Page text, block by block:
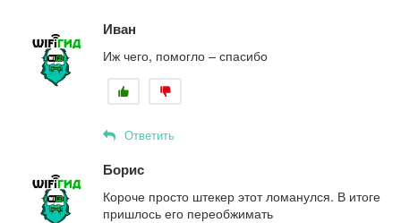
Иван
Иж чего, помогло – спасибо
Ответить
Борис
Короче просто штекер этот ломанулся. В итоге
пришлось его переобжимать